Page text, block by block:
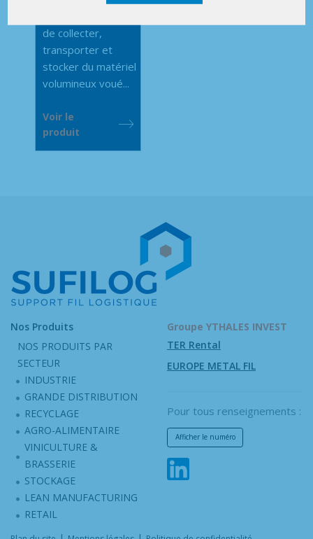
de collecter,
transporter et
stocker du matériel
volumineux voué...
Voir le
produit
Nos Produits
NOS PRODUITS PAR
SECTEUR
INDUSTRIE
GRANDE DISTRIBUTION
RECYCLAGE
AGRO-ALIMENTAIRE
VINICULTURE &
BRASSERIE
STOCKAGE
LEAN MANUFACTURING
RETAIL
Groupe YTHALES INVEST
TER Rental
EUROPE METAL FIL
Pour tous renseignements :
Afficher le numéro